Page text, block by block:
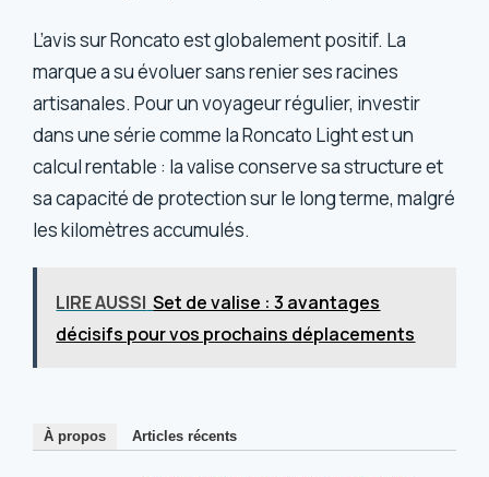
L’avis sur Roncato est globalement positif. La
marque a su évoluer sans renier ses racines
artisanales. Pour un voyageur régulier, investir
dans une série comme la Roncato Light est un
calcul rentable : la valise conserve sa structure et
sa capacité de protection sur le long terme, malgré
les kilomètres accumulés.
LIRE AUSSI Set de valise : 3 avantages
décisifs pour vos prochains déplacements
À propos Articles récents